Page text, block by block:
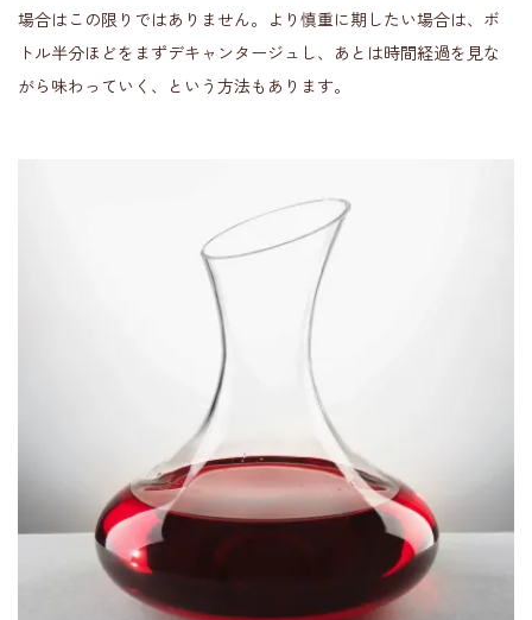
場合はこの限りではありません。より慎重に期したい場合は、ボ
トル半分ほどをまずデキャンタージュし、あとは時間経過を見な
がら味わっていく、という方法もあります。